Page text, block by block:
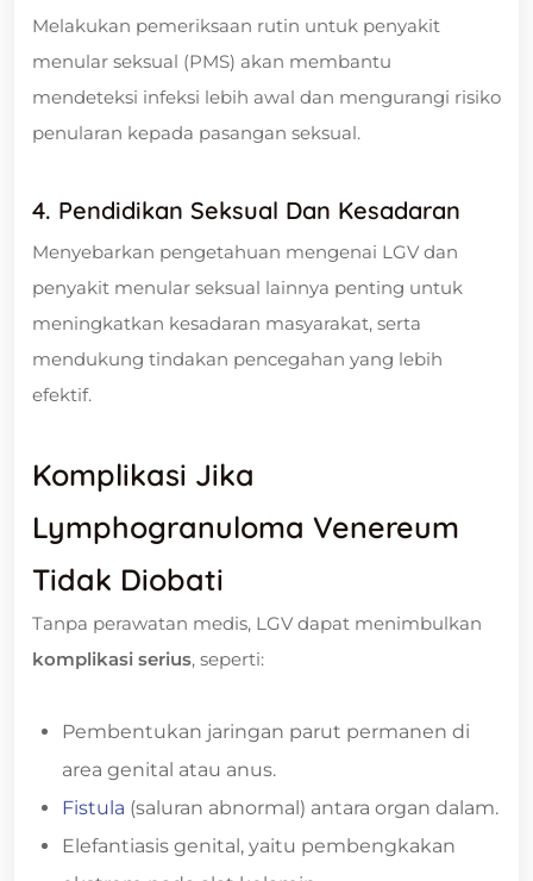
Melakukan pemeriksaan rutin untuk penyakit
menular seksual (PMS) akan membantu
mendeteksi infeksi lebih awal dan mengurangi risiko
penularan kepada pasangan seksual.
4. Pendidikan Seksual Dan Kesadaran
Menyebarkan pengetahuan mengenai LGV dan
penyakit menular seksual lainnya penting untuk
meningkatkan kesadaran masyarakat, serta
mendukung tindakan pencegahan yang lebih
efektif.
Komplikasi Jika
Lymphogranuloma Venereum
Tidak Diobati
Tanpa perawatan medis, LGV dapat menimbulkan
komplikasi serius, seperti:
Pembentukan jaringan parut permanen di
area genital atau anus.
Fistula (saluran abnormal) antara organ dalam.
Elefantiasis genital, yaitu pembengkakan